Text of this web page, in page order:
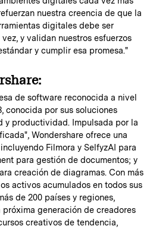
nuestra creencia de que la
digitales debe ser
y validan nuestros esfuerzos
y cumplir esa promesa."
de software reconocida a nivel
conocida por sus soluciones
y productividad. Impulsada por la
Wondershare ofrece una
Filmora y SelfyzAI para
para gestión de documentos; y
creación de diagramas. Con más
activos acumulados en todos sus
de 200 países y regiones,
generación de creadores
creativos de tendencia,